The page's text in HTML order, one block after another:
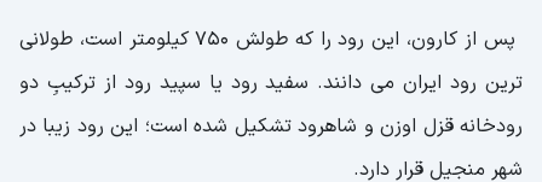
پس از کارون، این رود را که طولش 750 کیلومتر است، طولانی
ترین رود ایران می دانند. سفید رود یا سپید رود از ترکیبِ دو
رودخانه قزل اوزن و شاهرود تشکیل شده است؛ این رود زیبا در
شهر منجیل قرار دارد.